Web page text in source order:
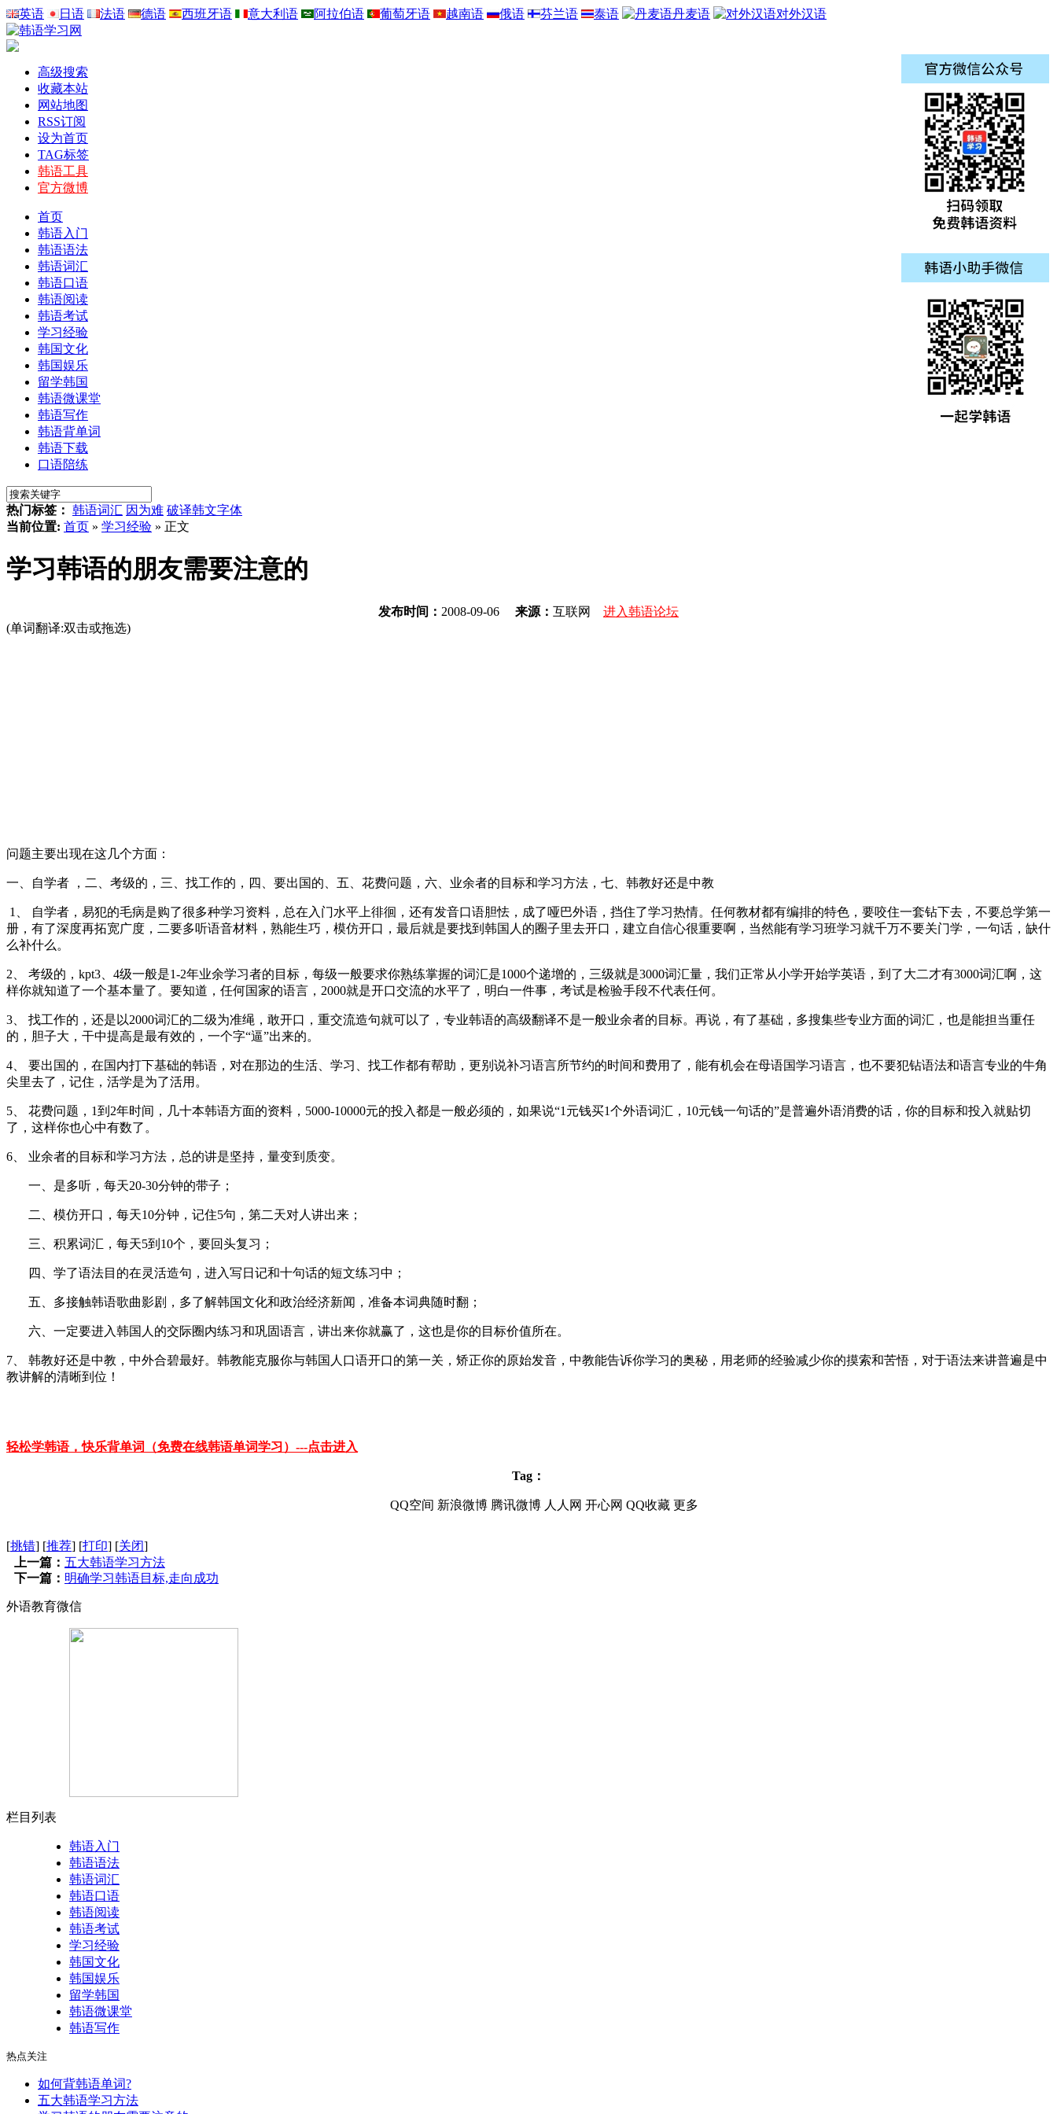
英语 日语 法语 德语 西班牙语 意大利语 阿拉伯语 葡萄牙语 越南语 俄语 芬兰语 泰语 丹麦语 对外汉语
高级搜索
收藏本站
网站地图
RSS订阅
设为首页
TAG标签
韩语工具
官方微博
首页
韩语入门
韩语语法
韩语词汇
韩语口语
韩语阅读
韩语考试
学习经验
韩国文化
韩国娱乐
留学韩国
韩语微课堂
韩语写作
韩语背单词
韩语下载
口语陪练
热门标签： 韩语词汇 因为难 破译韩文字体
当前位置: 首页 » 学习经验 » 正文
学习韩语的朋友需要注意的
发布时间： 2008-09-06 来源： 互联网 进入韩语论坛
(单词翻译:双击或拖选)
问题主要出现在这几个方面：
一、自学者 ，二、考级的，三、找工作的，四、要出国的、五、花费问题，六、业余者的目标和学习方法，七、韩教好还是中教
1、 自学者，易犯的毛病是购了很多种学习资料，总在入门水平上徘徊，还有发音口语胆怯，成了哑巴外语，挡住了学习热情。任何教材都有编排的特色，要咬住一套钻下去，不要总学第一
册，有了深度再拓宽广度，二要多听语音材料，熟能生巧，模仿开口，最后就是要找到韩国人的圈子里去开口，建立自信心很重要啊，当然能有学习班学习就千万不要关门学，一句话，缺什
么补什么。
2、 考级的，kpt3、4级一般是1-2年业余学习者的目标，每级一般要求你熟练掌握的词汇是1000个递增的，三级就是3000词汇量，我们正常从小学开始学英语，到了大二才有3000词汇啊，这
样你就知道了一个基本量了。要知道，任何国家的语言，2000就是开口交流的水平了，明白一件事，考试是检验手段不代表任何。
3、 找工作的，还是以2000词汇的二级为准绳，敢开口，重交流造句就可以了，专业韩语的高级翻译不是一般业余者的目标。再说，有了基础，多搜集些专业方面的词汇，也是能担当重任
的，胆子大，干中提高是最有效的，一个字“逼”出来的。
4、 要出国的，在国内打下基础的韩语，对在那边的生活、学习、找工作都有帮助，更别说补习语言所节约的时间和费用了，能有机会在母语国学习语言，也不要犯钻语法和语言专业的牛角
尖里去了，记住，活学是为了活用。
5、 花费问题，1到2年时间，几十本韩语方面的资料，5000-10000元的投入都是一般必须的，如果说“1元钱买1个外语词汇，10元钱一句话的”是普遍外语消费的话，你的目标和投入就贴切
了，这样你也心中有数了。
6、 业余者的目标和学习方法，总的讲是坚持，量变到质变。
一、是多听，每天20-30分钟的带子；
二、模仿开口，每天10分钟，记住5句，第二天对人讲出来；
三、积累词汇，每天5到10个，要回头复习；
四、学了语法目的在灵活造句，进入写日记和十句话的短文练习中；
五、多接触韩语歌曲影剧，多了解韩国文化和政治经济新闻，准备本词典随时翻；
六、一定要进入韩国人的交际圈内练习和巩固语言，讲出来你就赢了，这也是你的目标价值所在。
7、 韩教好还是中教，中外合碧最好。韩教能克服你与韩国人口语开口的第一关，矫正你的原始发音，中教能告诉你学习的奥秘，用老师的经验减少你的摸索和苦悟，对于语法来讲普遍是中
教讲解的清晰到位！
轻松学韩语，快乐背单词（免费在线韩语单词学习）---点击进入
Tag：
QQ空间 新浪微博 腾讯微博 人人网 开心网 QQ收藏 更多
[挑错] [推荐] [打印] [关闭]
上一篇： 五大韩语学习方法
下一篇： 明确学习韩语目标,走向成功
外语教育微信
栏目列表
韩语入门
韩语语法
韩语词汇
韩语口语
韩语阅读
韩语考试
学习经验
韩国文化
韩国娱乐
留学韩国
韩语微课堂
韩语写作
热点关注
如何背韩语单词?
五大韩语学习方法